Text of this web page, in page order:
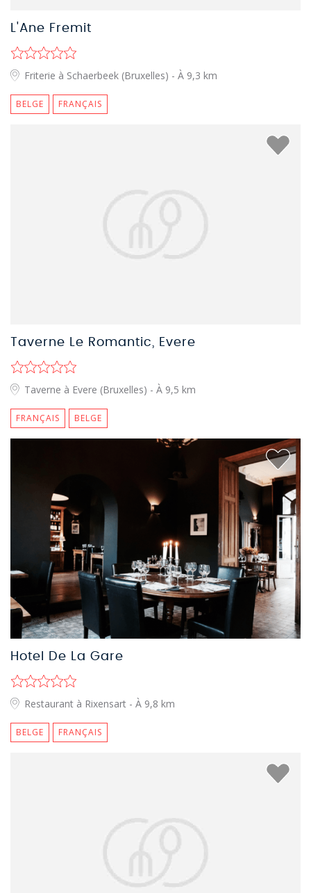
L'Ane Fremit
Friterie à Schaerbeek (Bruxelles) - À 9,3 km
BELGE FRANÇAIS
Taverne Le Romantic, Evere
Taverne à Evere (Bruxelles) - À 9,5 km
FRANÇAIS BELGE
Hotel De La Gare
Restaurant à Rixensart - À 9,8 km
BELGE FRANÇAIS